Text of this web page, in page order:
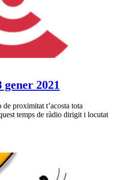
2021
proximitat t’acosta tota
temps de ràdio dirigit i locutat